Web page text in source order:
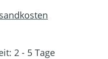
2 - 5 Tage